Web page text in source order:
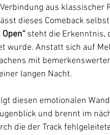
aus
dieses Comeback
Open“ steht die Erkenntnis,
wurde. Anstatt sich auf
mit
langen Nacht.
diesen emotionalen
und brennt im
die der Track